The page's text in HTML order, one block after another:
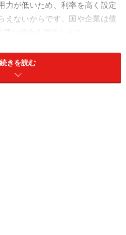
力が低いため、利率を高く設定
えないからです。国や企業は債
優良企業の社債は利率が低くて
が、まだ信用力の低い国や企業
続きを読む